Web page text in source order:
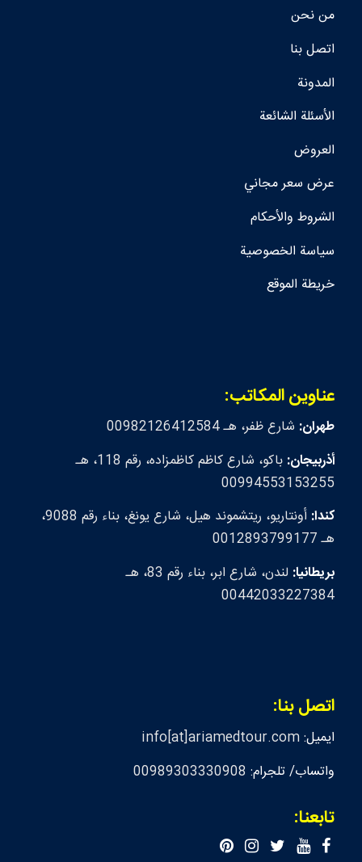
من نحن
اتصل بنا
المدونة
الأسئلة الشائعة
العروض
عرض سعر مجاني
الشروط والأحكام
سياسة الخصوصية
خريطة الموقع
عناوين المكاتب:
طهران: شارع ظفر، هـ 00982126412584
أذربيجان:
باكو، شارع كاظم كاظمزاده، رقم 118، هـ
00994553153255
كندا:
أونتاريو، ريتشموند هيل، شارع يونغ، بناء رقم 9088،
هـ 0012893799177
بريطانيا:
لندن، شارع ابر، بناء رقم 83، هـ
00442033227384
اتصل بنا:
ايميل:info[at]ariamedtour.com
واتساب/ تلجرام: 00989303330908
تابعنا: